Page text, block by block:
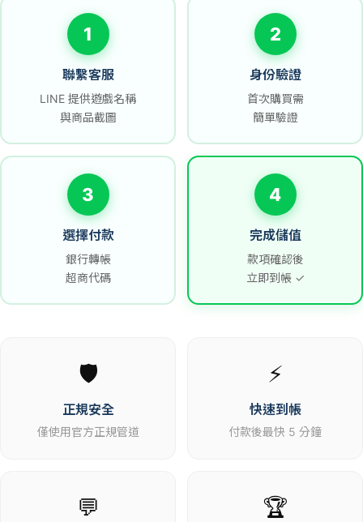
1
聯繫客服
LINE 提供遊戲名稱
與商品截圖
2
身份驗證
首次購買需
簡單驗證
3
選擇付款
銀行轉帳
超商代碼
4
完成儲值
款項確認後
立即到帳 ✓
🛡️
正規安全
僅使用官方正規管道
⚡
快速到帳
付款後最快 5 分鐘
💬 🏆